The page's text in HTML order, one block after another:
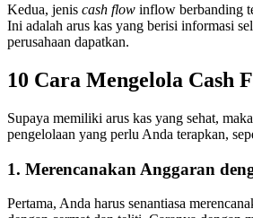
Kedua, jenis cash flow inflow berbanding
Ini adalah arus kas yang berisi informasi
perusahaan dapatkan.
10 Cara Mengelola Cash
Supaya memiliki arus kas yang sehat,
pengelolaan yang perlu Anda terapkan,
1. Merencanakan Anggaran
Pertama, Anda harus senantiasa